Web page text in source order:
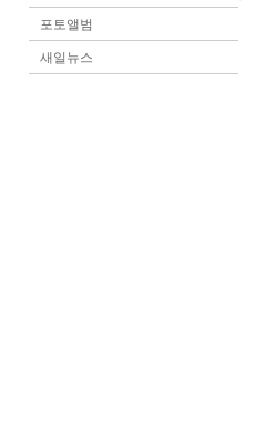
포토앨범
새일뉴스